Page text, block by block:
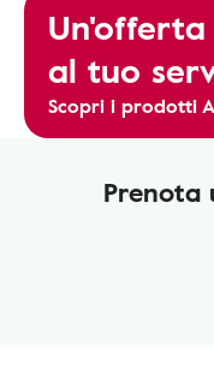
al tuo
Scopri i prodotti
Prenota